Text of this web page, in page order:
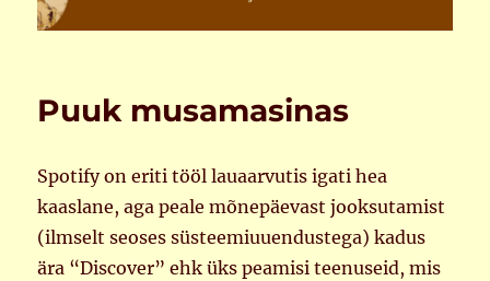
Puuk musamasinas
Spotify on eriti tööl lauaarvutis igati hea
kaaslane, aga peale mõnepäevast jooksutamist
(ilmselt seoses süsteemiuuendustega) kadus
ära “Discover” ehk üks peamisi teenuseid, mis